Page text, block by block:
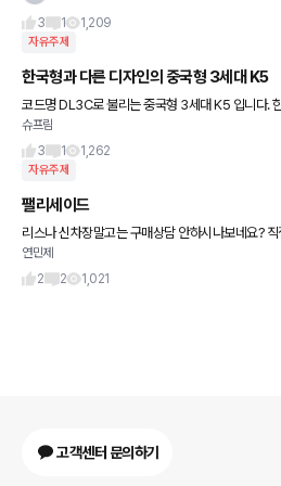
3 1 1,209
자유주제
한국형과 다른 디자인의 중국형 3세대 K5
코드명 DL3C로 불리는 중국형 3세대 K5 입니다.
디자인인데, 한국형에 비해서 뭔가 없어보이는 느낌이네요.
오토스파이넷에서 퍼왔습니다.
슈프림
3
1 1,262
자유주제
팰리세이드
리스나 신차장말고는 구매상담 안하시나보네요?
나요?
연민제
2
2 1,021
고객센터 문의하기